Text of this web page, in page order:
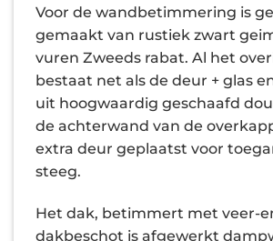
Voor de wandbetimmering is
gemaakt van rustiek zwart
vuren Zweeds rabat. Al het
bestaat net als de deur + glas
uit hoogwaardig geschaafd
de achterwand van de
extra deur geplaatst voor
steeg.
Het dak, betimmert met veer-
dakbeschot is afgewerkt